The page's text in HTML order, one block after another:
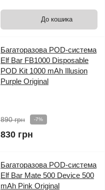
До кошика
Багаторазова POD-система
Elf Bar FB1000 Disposable
POD Kit 1000 mAh Illusion
Purple Original
890 грн -7%
830 грн
Багаторазова POD-система
Elf Bar Mate 500 Device 500
mAh Pink Original